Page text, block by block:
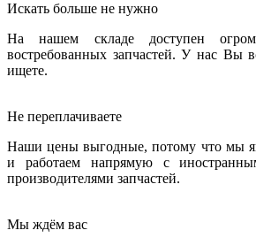
Искать больше не нужно
На нашем складе доступен
востребованных запчастей. У нас Вы
ищете.
Не переплачиваете
Наши цены выгодные, потому что мы
и работаем напрямую с
производителями запчастей.
Мы ждём вас